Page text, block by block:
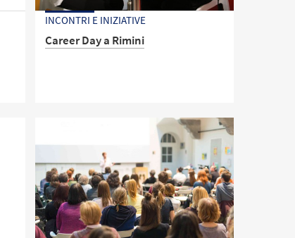
INCONTRI E INIZIATIVE
Career Day a Rimini